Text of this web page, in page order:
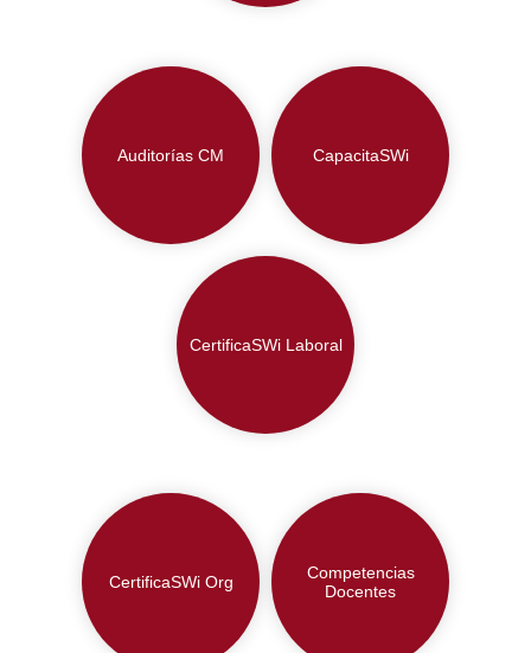
Auditorías CM CapacitaSWi
CertificaSWi Laboral
CertificaSWi Org
Competencias
Docentes